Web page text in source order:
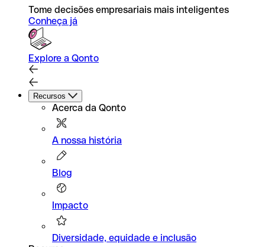
Tome decisões empresariais mais inteligentes
Conheça já
Explore a Qonto
Recursos
Acerca da Qonto
A nossa história
Blog
Impacto
Diversidade, equidade e inclusão